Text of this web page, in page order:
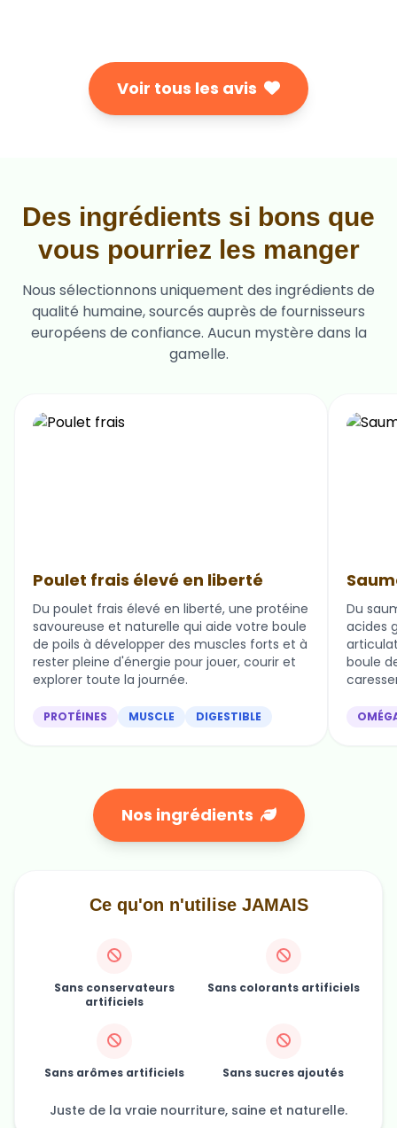
Voir tous les avis
Des ingrédients si bons que
vous pourriez les manger
Nous sélectionnons uniquement des ingrédients de
qualité humaine, sourcés auprès de fournisseurs
européens de confiance. Aucun mystère dans la
gamelle.
Poulet frais élevé en liberté
Du poulet frais élevé en liberté, une protéine
savoureuse et naturelle qui aide votre boule
de poils à développer des muscles forts et à
rester pleine d'énergie pour jouer, courir et
explorer toute la journée.
PROTÉINES MUSCLE DIGESTIBLE
Du
acides
boule
Nos ingrédients
Ce qu'on n'utilise JAMAIS
Sans conservateurs
artificiels
Sans colorants artificiels
Sans arômes artificiels Sans sucres ajoutés
Juste de la vraie nourriture, saine et naturelle.